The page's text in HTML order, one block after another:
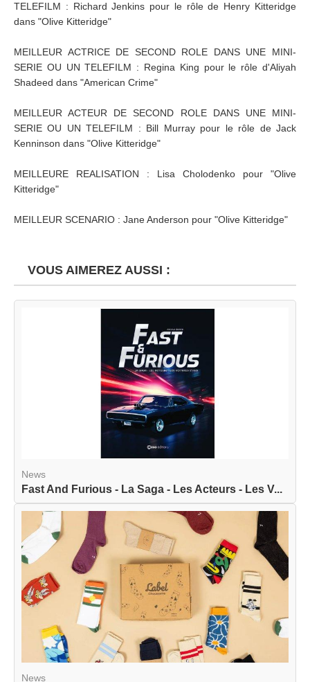
TELEFILM : Richard Jenkins pour le rôle de Henry Kitteridge
dans "Olive Kitteridge"
MEILLEUR ACTRICE DE SECOND ROLE DANS UNE MINI-
SERIE OU UN TELEFILM : Regina King pour le rôle d'Aliyah
Shadeed dans "American Crime"
MEILLEUR ACTEUR DE SECOND ROLE DANS UNE MINI-
SERIE OU UN TELEFILM : Bill Murray pour le rôle de Jack
Kenninson dans "Olive Kitteridge"
MEILLEURE REALISATION : Lisa Cholodenko pour "Olive
Kitteridge"
MEILLEUR SCENARIO : Jane Anderson pour "Olive Kitteridge"
VOUS AIMEREZ AUSSI :
News
Fast And Furious - La Saga - Les Acteurs - Les V...
News